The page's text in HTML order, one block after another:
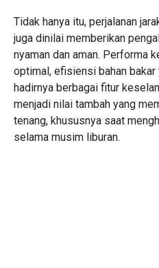
Tidak hanya itu, perjalanan
juga dinilai memberikan
nyaman dan aman. Performa
optimal, efisiensi bahan
hadirnya berbagai fitur
menjadi nilai tambah yang
tenang, khususnya saat
selama musim liburan.